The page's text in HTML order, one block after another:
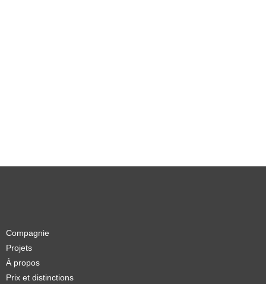
Compagnie
Projets
À propos
Prix et distinctions